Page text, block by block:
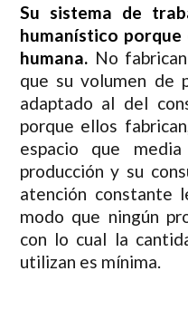
Su sistema de
humanístico
humana.No fabrican
que su volumen de
adaptado al del
porque ellos
espacio que
producción y su
atención constante
modo que ningún
con lo cual la
utilizan es mínima.